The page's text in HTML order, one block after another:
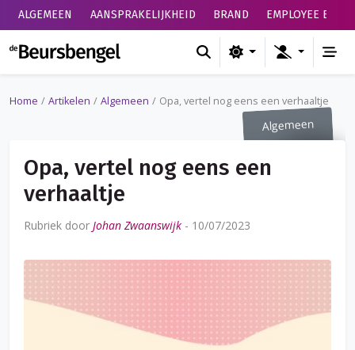
ALGEMEEN AANSPRAKELIJKHEID BRAND EMPLOYEE
de Beursbengel
Home Artikelen Algemeen Opa, vertel nog eens een verhaaltje
Algemeen
Opa, vertel nog eens een
verhaaltje
Rubriek door Johan Zwaanswijk - 10/07/2023